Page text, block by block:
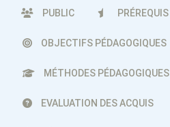
PUBLIC PRÉREQUIS
OBJECTIFS PÉDAGOGIQUES
MÉTHODES PÉDAGOGIQUES
EVALUATION DES ACQUIS